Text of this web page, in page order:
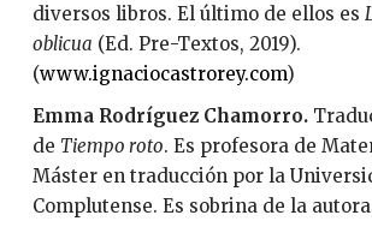
diversos libros. El último de ellos es
oblicua (Ed. Pre-Textos, 2019).
(www.ignaciocastrorey.com)
Emma Rodríguez Chamorro.
de Tiempo roto. Es profesora de
Máster en traducción por la
Complutense. Es sobrina de la